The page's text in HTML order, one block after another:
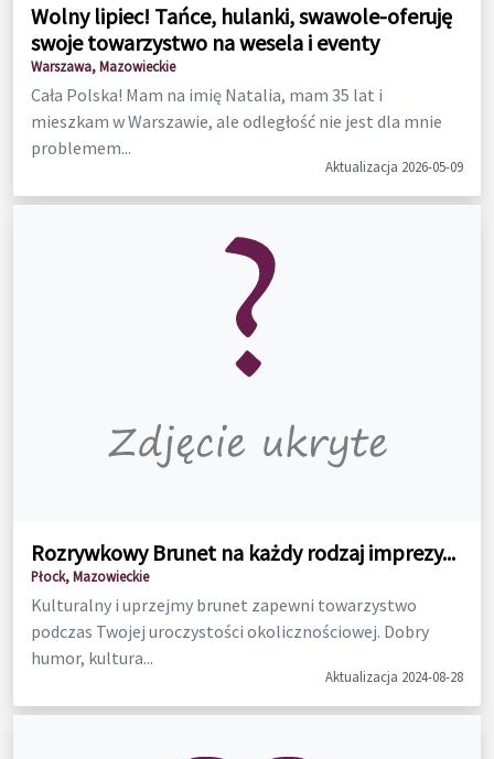
Wolny lipiec! Tańce, hulanki, swawole-oferuję
swoje towarzystwo na wesela i eventy
Warszawa, Mazowieckie
Cała Polska! Mam na imię Natalia, mam 35 lat i
mieszkam w Warszawie, ale odległość nie jest dla mnie
problemem...
Aktualizacja 2026-05-09
Rozrywkowy Brunet na każdy rodzaj imprezy...
Płock, Mazowieckie
Kulturalny i uprzejmy brunet zapewni towarzystwo
podczas Twojej uroczystości okolicznościowej. Dobry
humor, kultura...
Aktualizacja 2024-08-28